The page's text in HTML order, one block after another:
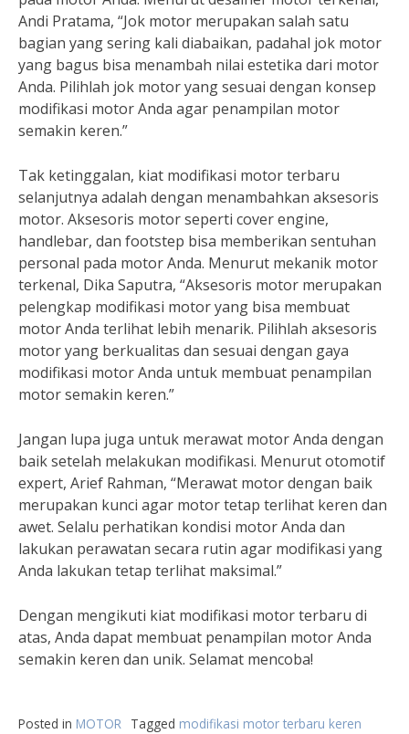
Andi Pratama, “Jok motor merupakan salah satu
bagian yang sering kali diabaikan, padahal jok motor
yang bagus bisa menambah nilai estetika dari motor
Anda. Pilihlah jok motor yang sesuai dengan konsep
modifikasi motor Anda agar penampilan motor
semakin keren.”
Tak ketinggalan, kiat modifikasi motor terbaru
selanjutnya adalah dengan menambahkan aksesoris
motor. Aksesoris motor seperti cover engine,
handlebar, dan footstep bisa memberikan sentuhan
personal pada motor Anda. Menurut mekanik motor
terkenal, Dika Saputra, “Aksesoris motor merupakan
pelengkap modifikasi motor yang bisa membuat
motor Anda terlihat lebih menarik. Pilihlah aksesoris
motor yang berkualitas dan sesuai dengan gaya
modifikasi motor Anda untuk membuat penampilan
motor semakin keren.”
Jangan lupa juga untuk merawat motor Anda dengan
baik setelah melakukan modifikasi. Menurut otomotif
expert, Arief Rahman, “Merawat motor dengan baik
merupakan kunci agar motor tetap terlihat keren dan
awet. Selalu perhatikan kondisi motor Anda dan
lakukan perawatan secara rutin agar modifikasi yang
Anda lakukan tetap terlihat maksimal.”
Dengan mengikuti kiat modifikasi motor terbaru di
atas, Anda dapat membuat penampilan motor Anda
semakin keren dan unik. Selamat mencoba!
Posted in MOTOR Tagged modifikasi motor terbaru keren